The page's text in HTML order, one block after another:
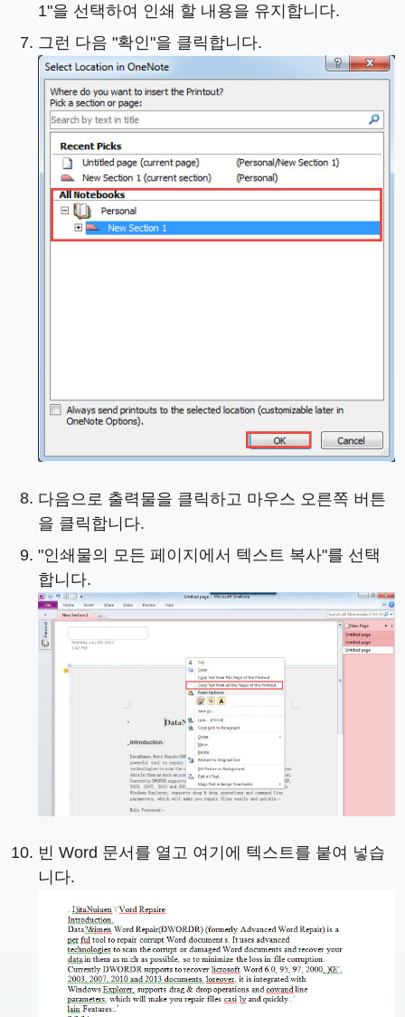
1"을 선택하여 인쇄 할 내용을 유지합니다.
그런 다음 "확인"을 클릭합니다.
다음으로 출력물을 클릭하고 마우스 오른쪽 버튼
을 클릭합니다.
"인쇄물의 모든 페이지에서 텍스트 복사"를 선택
합니다.
빈 Word 문서를 열고 여기에 텍스트를 붙여 넣습
니다.